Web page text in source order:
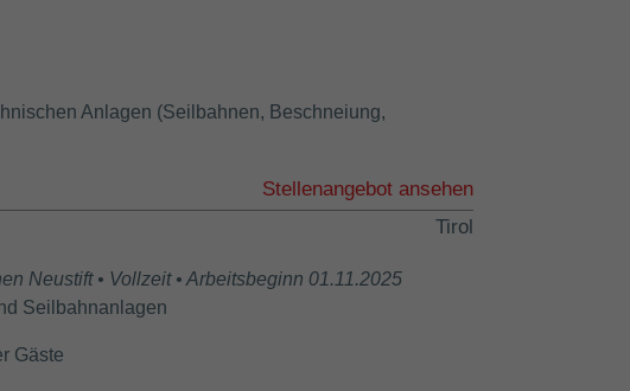
Anlagen (Seilbahnen, Beschneiung,
Stellenangebot ansehen
Tirol
Neustift • Vollzeit • Arbeitsbeginn 01.11.2025
Seilbahnanlagen
Gäste